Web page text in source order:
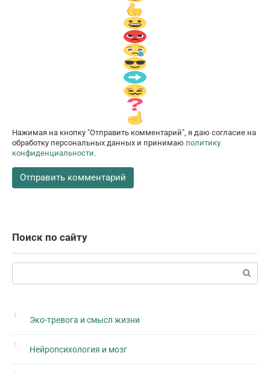
Нажимая на кнопку "Отправить комментарий", я даю согласие на
обработку персональных данных и принимаю политику
конфиденциальности.
Поиск по сайту
Поиск:
Эко-тревога и смысл жизни
Нейропсихология и мозг